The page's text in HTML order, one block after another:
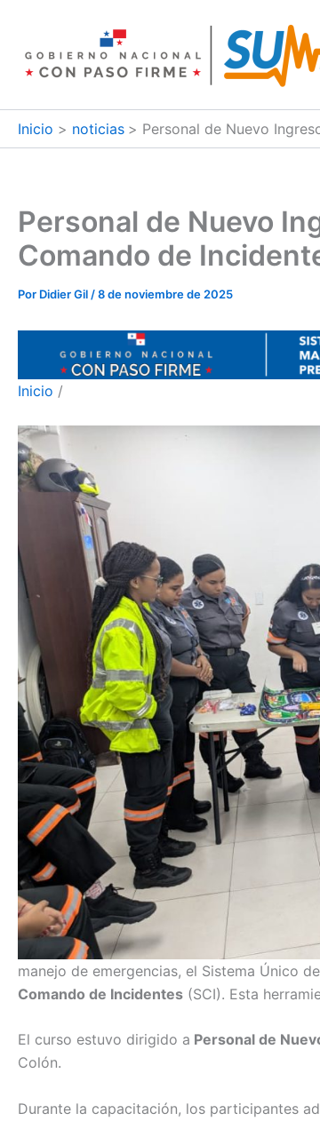
contenido
Inicio noticias Personal de Nuevo
Personal de Nuevo
Comando de
Por Didier Gil /8 de noviembre de 2025
Inicio /
manejo de emergencias, el Sistema Único
Comando de Incidentes (SCI). Esta
El curso estuvo dirigido a Personal de
Colón.
Durante la capacitación, los participantes